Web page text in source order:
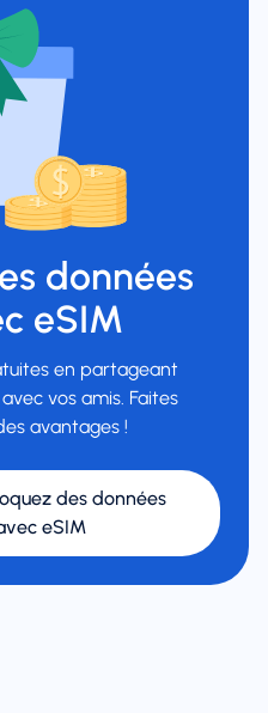
données
eSIM
en partageant
vos amis. Faites
avantages !
des données
eSIM